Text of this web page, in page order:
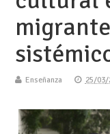
Enseñanza 25/03/